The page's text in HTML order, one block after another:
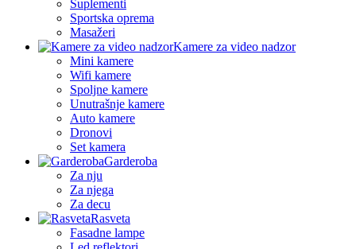
Suplementi
Sportska oprema
Masažeri
Kamere za video nadzor
Mini kamere
Wifi kamere
Spoljne kamere
Unutrašnje kamere
Auto kamere
Dronovi
Set kamera
Garderoba
Za nju
Za njega
Za decu
Rasveta
Fasadne lampe